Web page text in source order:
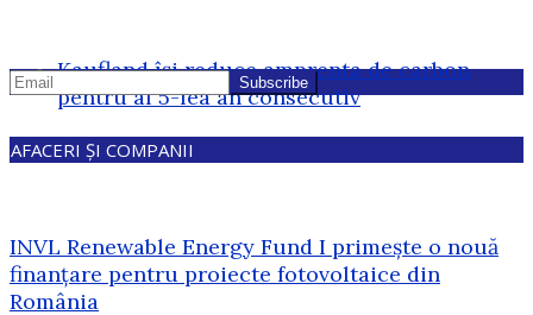
Kaufland își reduce amprenta de carbon
pentru al 5-lea an consecutiv
AFACERI ȘI COMPANII
INVL Renewable Energy Fund I primește o nouă
finanțare pentru proiecte fotovoltaice din
România